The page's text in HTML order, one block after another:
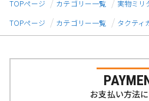
TOPページ
カテゴリー一覧 実物ミリ
TOPページ
カテゴリー一覧 タクティ
お支払い方法